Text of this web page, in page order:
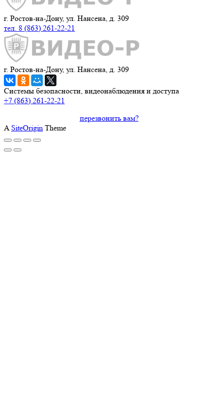
г. Ростов-на-Дону, ул. Нансена, д. 309
тел. 8 (863) 261-22-21
г. Ростов-на-Дону, ул. Нансена, д. 309
Системы безопасности, видеонаблюдения и доступа
+7 (863) 261-22-21
перезвонить вам?
A SiteOrigin Theme